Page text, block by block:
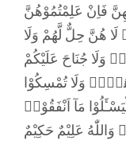
فَاِنْ عَلِمْتُمُوْهُنَّ
هُنَّ حِلٌّ لَّهُمْ وَلَا
جُنَاحَ عَلَيْكُمْ
وَلَا تُمْسِكُوْا
مَآ اَنْفَقُوْاۗ
عَلِيْمٌ حَكِيْمٌ